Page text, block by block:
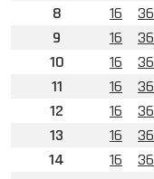
8
16 36
9
16 36
10
16 36
11
16 36
12
16 36
13
16 36
14
16 36